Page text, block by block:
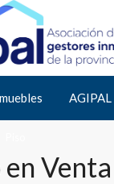
AGIPAL
Piso en Venta en
en